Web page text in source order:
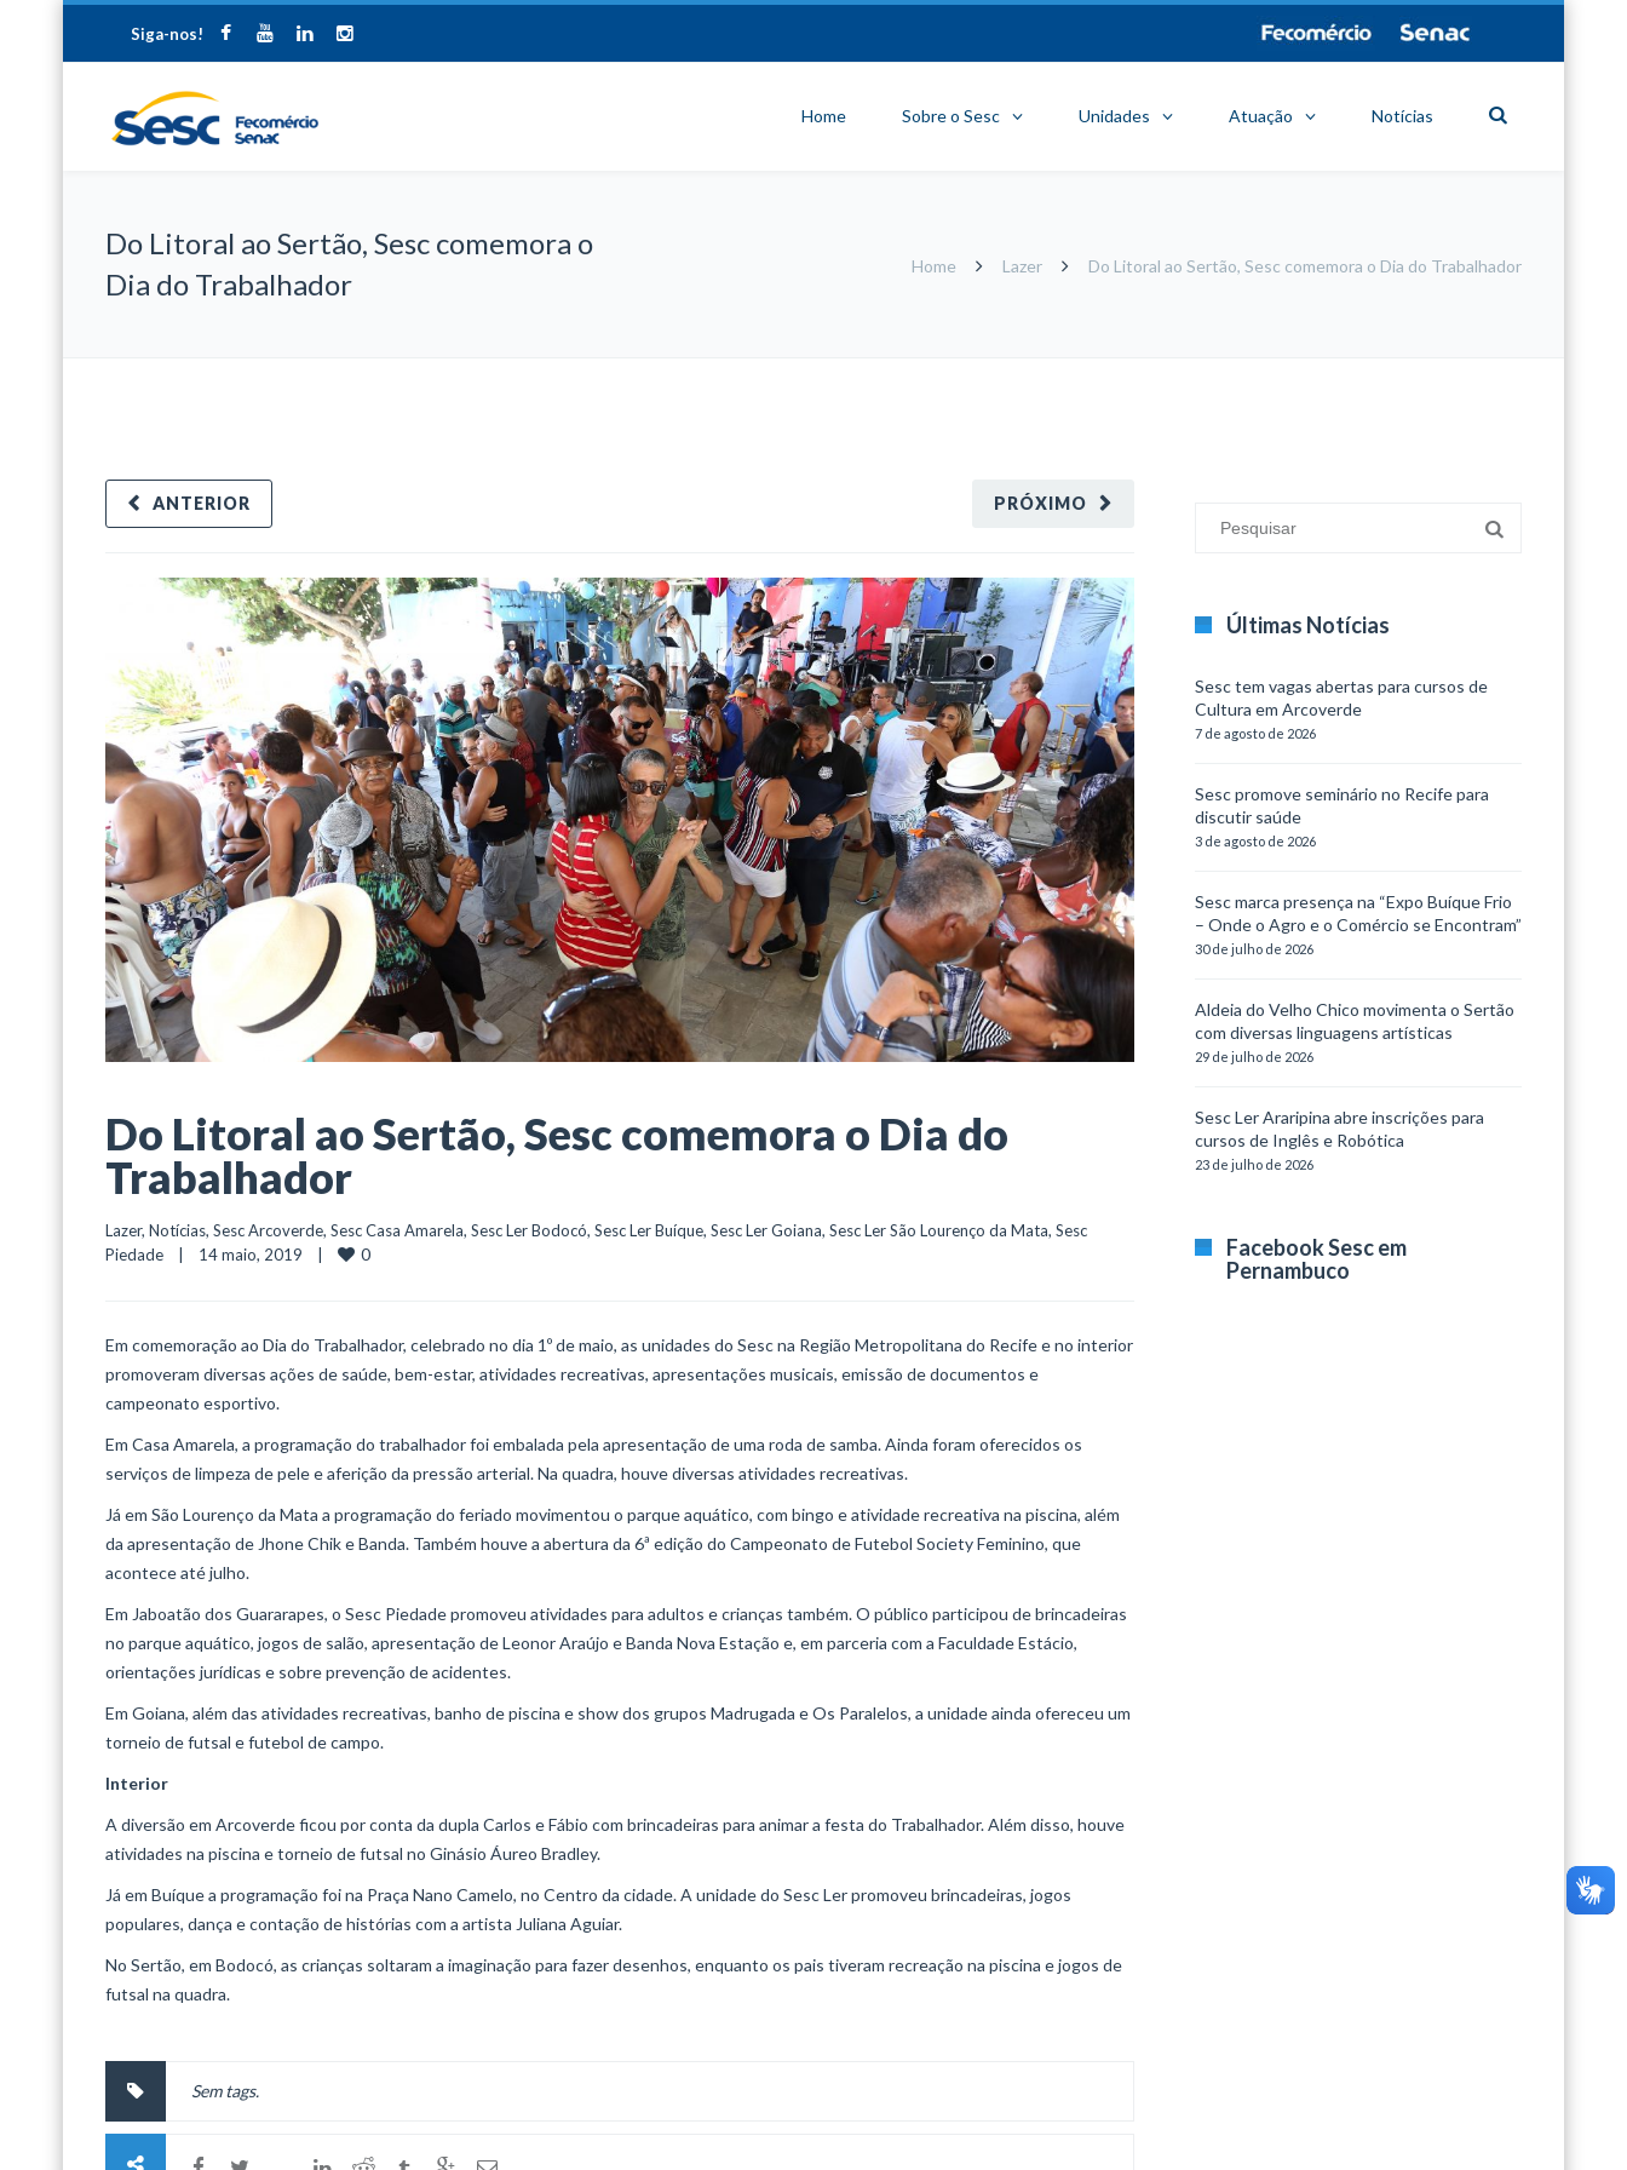
Siga-nos!
Home Sobre o Sesc Unidades Atuação Notícias
Do Litoral ao Sertão, Sesc comemora o
Dia do Trabalhador
Home Lazer Do Litoral ao Sertão, Sesc comemora o Dia do Trabalhador
PRÓXIMO
ANTERIOR
Do Litoral ao Sertão, Sesc comemora o Dia do
Trabalhador
Lazer, Notícias, Sesc Arcoverde, Sesc Casa Amarela, Sesc Ler Bodocó, Sesc Ler Buíque, Sesc Ler Goiana, Sesc Ler São Lourenço da Mata, Sesc
Piedade
    |    14 maio, 2019    |
0
Em comemoração ao Dia do Trabalhador, celebrado no dia 1º de maio, as unidades do Sesc na Região Metropolitana do Recife e no interior
promoveram diversas ações de saúde, bem-estar, atividades recreativas, apresentações musicais, emissão de documentos e
campeonato esportivo.
Em Casa Amarela, a programação do trabalhador foi embalada pela apresentação de uma roda de samba. Ainda foram oferecidos os
serviços de limpeza de pele e aferição da pressão arterial. Na quadra, houve diversas atividades recreativas.
Já em São Lourenço da Mata a programação do feriado movimentou o parque aquático, com bingo e atividade recreativa na piscina, além
da apresentação de Jhone Chik e Banda. Também houve a abertura da 6ª edição do Campeonato de Futebol Society Feminino, que
acontece até julho.
Em Jaboatão dos Guararapes, o Sesc Piedade promoveu atividades para adultos e crianças também. O público participou de brincadeiras
no parque aquático, jogos de salão, apresentação de Leonor Araújo e Banda Nova Estação e, em parceria com a Faculdade Estácio,
orientações jurídicas e sobre prevenção de acidentes.
Em Goiana, além das atividades recreativas, banho de piscina e show dos grupos Madrugada e Os Paralelos, a unidade ainda ofereceu um
torneio de futsal e futebol de campo.
Interior
A diversão em Arcoverde ficou por conta da dupla Carlos e Fábio com brincadeiras para animar a festa do Trabalhador. Além disso, houve
atividades na piscina e torneio de futsal no Ginásio Áureo Bradley.
Já em Buíque a programação foi na Praça Nano Camelo, no Centro da cidade. A unidade do Sesc Ler promoveu brincadeiras, jogos
populares, dança e contação de histórias com a artista Juliana Aguiar.
No Sertão, em Bodocó, as crianças soltaram a imaginação para fazer desenhos, enquanto os pais tiveram recreação na piscina e jogos de
futsal na quadra.
Sem tags.
Últimas Notícias
Sesc tem vagas abertas para cursos de
Cultura em Arcoverde
7 de agosto de 2026
Sesc promove seminário no Recife para
discutir saúde
3 de agosto de 2026
Sesc marca presença na “Expo Buíque Frio
– Onde o Agro e o Comércio se Encontram”
30 de julho de 2026
Aldeia do Velho Chico movimenta o Sertão
com diversas linguagens artísticas
29 de julho de 2026
Sesc Ler Araripina abre inscrições para
cursos de Inglês e Robótica
23 de julho de 2026
Facebook Sesc em
Pernambuco